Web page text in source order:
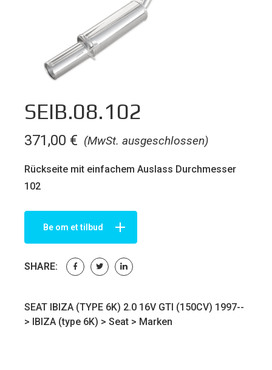
SEIB.08.102
(MwSt. ausgeschlossen)
371,00 €
Rückseite mit einfachem Auslass Durchmesser
102
Be om et tilbud
SHARE:
SEAT IBIZA (TYPE 6K) 2.0 16V GTI (150CV) 1997--
> IBIZA (type 6K) > Seat > Marken